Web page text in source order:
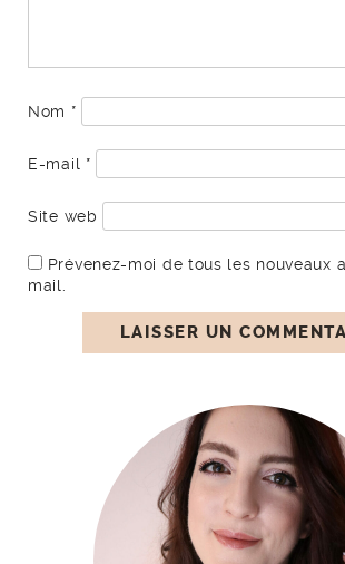
Nom *
E-mail *
Site web
Prévenez-moi de tous les nouveaux
mail.